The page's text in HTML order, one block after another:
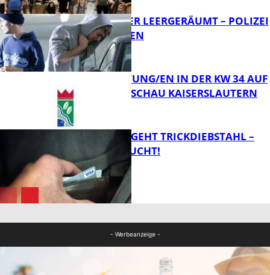
FB News
TRANSPORTER LEERGERÄUMT – POLIZEI
SUCHT ZEUGEN
FB Kultur
VERANSTALTUNG/EN IN DER KW 34 AUF
DER GARTENSCHAU KAISERSLAUTERN
PÄRCHEN BEGEHT TRICKDIEBSTAHL –
ZEUGEN GESUCHT!
- Werbeanzeige -